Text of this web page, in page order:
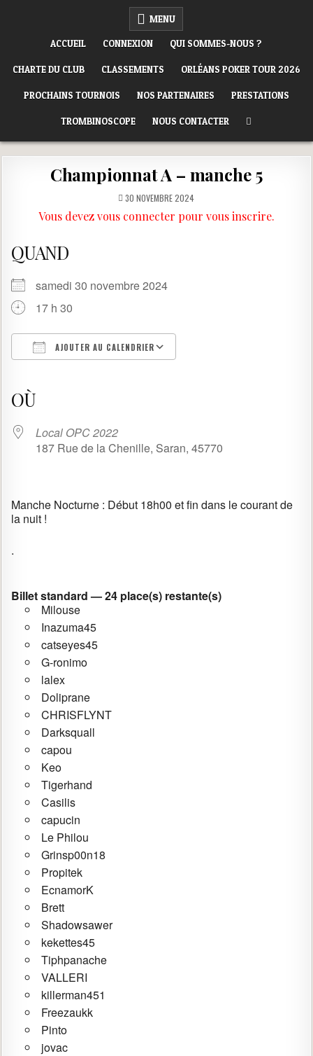
ORLÉANS POKER CLUB MENU
ACCUEIL CONNEXION QUI SOMMES-NOUS ?
CHARTE DU CLUB CLASSEMENTS ORLÉANS POKER TOUR 2026
PROCHAINS TOURNOIS NOS PARTENAIRES PRESTATIONS
TROMBINOSCOPE NOUS CONTACTER
Championnat A – manche 5
30 NOVEMBRE 2024
Vous devez vous connecter pour vous inscrire.
QUAND
samedi 30 novembre 2024
17 h 30
AJOUTER AU CALENDRIER
OÙ
Local OPC 2022
187 Rue de la Chenille, Saran, 45770
Manche Nocturne : Début 18h00 et fin dans le courant de
la nuit !
.
Billet standard — 24 place(s) restante(s)
Milouse
Inazuma45
catseyes45
G-ronimo
lalex
Doliprane
CHRISFLYNT
Darksquall
capou
Keo
Tigerhand
Casilis
capucin
Le Philou
Grinsp00n18
Propitek
EcnamorK
Brett
Shadowsawer
kekettes45
Tiphpanache
VALLERI
killerman451
Freezaukk
Pinto
jovac